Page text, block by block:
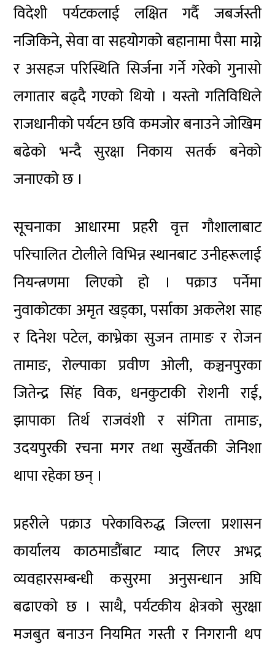
विदेशी पर्यटकलाई लक्षित गर्दै जबर्जस्ती
नजिकिने, सेवा वा सहयोगको बहानामा पैसा माग्ने
र असहज परिस्थिति सिर्जना गर्ने गरेको गुनासो
लगातार बढ्दै गएको थियो । यस्तो गतिविधिले
राजधानीको पर्यटन छवि कमजोर बनाउने जोखिम
बढेको भन्दै सुरक्षा निकाय सतर्क बनेको
जनाएको छ ।
सूचनाका आधारमा प्रहरी वृत्त गौशालाबाट
परिचालित टोलीले विभिन्न स्थानबाट उनीहरूलाई
नियन्त्रणमा लिएको हो । पक्राउ पर्नेमा
नुवाकोटका अमृत खड्का, पर्साका अकलेश साह
र दिनेश पटेल, काभ्रेका सुजन तामाङ र रोजन
तामाङ, रोल्पाका प्रवीण ओली, कञ्चनपुरका
जितेन्द्र सिंह विक, धनकुटाकी रोशनी राई,
झापाका तिर्थ राजवंशी र संगिता तामाङ,
उदयपुरकी रचना मगर तथा सुर्खेतकी जेनिशा
थापा रहेका छन् ।
प्रहरीले पक्राउ परेकाविरुद्ध जिल्ला प्रशासन
कार्यालय काठमाडौंबाट म्याद लिएर अभद्र
व्यवहारसम्बन्धी कसुरमा अनुसन्धान अघि
बढाएको छ । साथै, पर्यटकीय क्षेत्रको सुरक्षा
मजबुत बनाउन नियमित गस्ती र निगरानी थप